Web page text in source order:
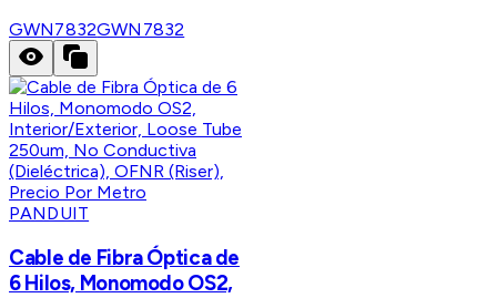
GWN7832GWN7832
PANDUIT
Cable de Fibra Óptica de
6 Hilos, Monomodo OS2,